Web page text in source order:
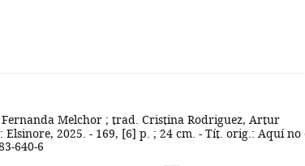
Fernanda Melchor ; trad. Cristina Rodriguez, Artur
Elsinore, 2025. - 169, [6] p. ; 24 cm. - Tít. orig.: Aquí no
640-6